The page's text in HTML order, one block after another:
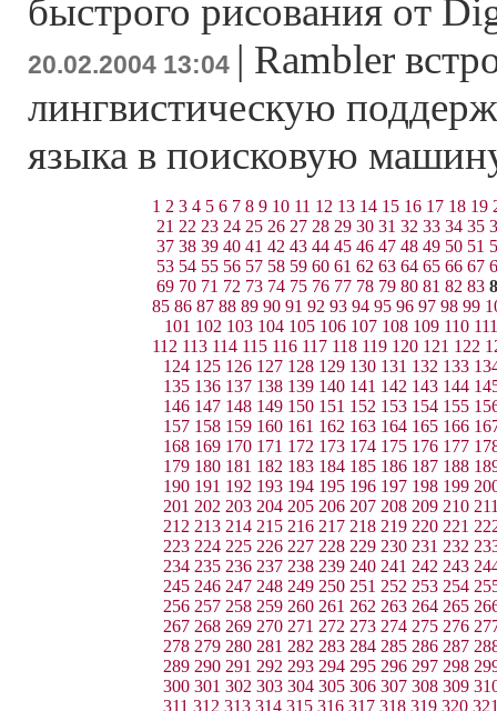
быстрого рисования от
20.02.2004 13:04 | Rambler
лингвистическую
языка в поисковую
1 2 3 4 5 6 7 8 9 10 11 12 13 14 15 16 17 18 19
21 22 23 24 25 26 27 28 29 30 31 32 33 34 35
37 38 39 40 41 42 43 44 45 46 47 48 49 50 51
53 54 55 56 57 58 59 60 61 62 63 64 65 66 67
69 70 71 72 73 74 75 76 77 78 79 80 81 82 83
85 86 87 88 89 90 91 92 93 94 95 96 97 98 99
101 102 103 104 105 106 107 108 109 110 111
112 113 114 115 116 117 118 119 120 121 122
124 125 126 127 128 129 130 131 132 133
135 136 137 138 139 140 141 142 143 144
146 147 148 149 150 151 152 153 154 155
157 158 159 160 161 162 163 164 165 166
168 169 170 171 172 173 174 175 176 177
179 180 181 182 183 184 185 186 187 188
190 191 192 193 194 195 196 197 198 199
201 202 203 204 205 206 207 208 209 210
212 213 214 215 216 217 218 219 220 221
223 224 225 226 227 228 229 230 231 232
234 235 236 237 238 239 240 241 242 243
245 246 247 248 249 250 251 252 253 254
256 257 258 259 260 261 262 263 264 265
267 268 269 270 271 272 273 274 275 276
278 279 280 281 282 283 284 285 286 287
289 290 291 292 293 294 295 296 297 298
300 301 302 303 304 305 306 307 308 309
311 312 313 314 315 316 317 318 319 320